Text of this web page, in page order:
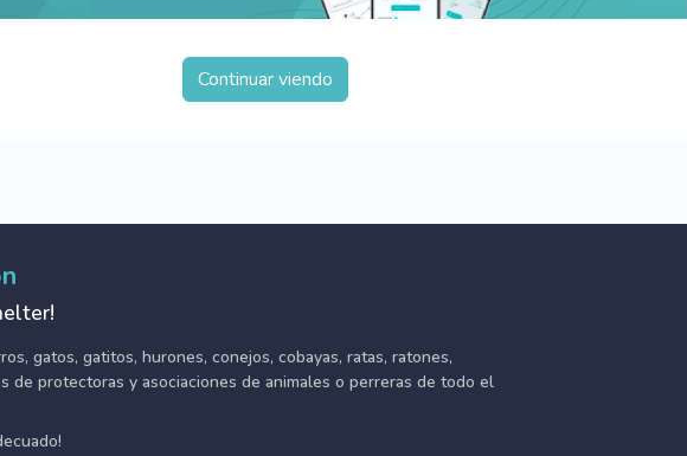
Continuar viendo
gatos, gatitos, hurones, conejos, cobayas, ratas, ratones,
de protectoras y asociaciones de animales o perreras de todo el